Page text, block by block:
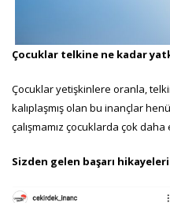
Çocuklar telkine ne kadar
Çocuklar yetişkinlere oranla,
kalıplaşmış olan bu inançlar
çalışmamız çocuklarda çok daha
Sizden gelen başarı